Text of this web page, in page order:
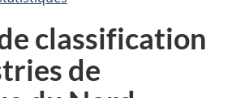
classification
de